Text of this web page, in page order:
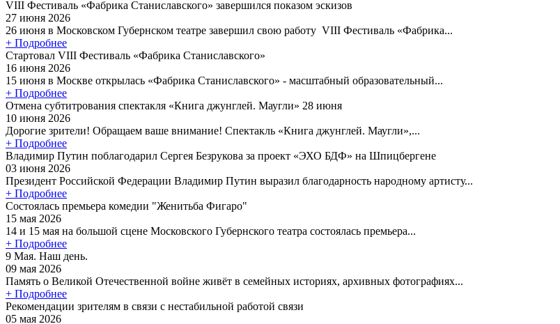
VIII Фестиваль «Фабрика Станиславского» завершился показом эскизов
27 июня 2026
26 июня в Московском Губернском театре завершил свою работу VIII Фестиваль «Фабрика...
+ Подробнее
Стартовал VIII Фестиваль «Фабрика Станиславского»
16 июня 2026
15 июня в Москве открылась «Фабрика Станиславского» - масштабный образовательный...
+ Подробнее
Отмена субтитрования спектакля «Книга джунглей. Маугли» 28 июня
10 июня 2026
Дорогие зрители! Обращаем ваше внимание! Спектакль «Книга джунглей. Маугли»,...
+ Подробнее
Владимир Путин поблагодарил Сергея Безрукова за проект «ЭХО БДФ» на Шпицбергене
03 июня 2026
Президент Российской Федерации Владимир Путин выразил благодарность народному артисту...
+ Подробнее
Состоялась премьера комедии "Женитьба Фигаро"
15 мая 2026
14 и 15 мая на большой сцене Московского Губернского театра состоялась премьера...
+ Подробнее
9 Мая. Наш день.
09 мая 2026
Память о Великой Отечественной войне живёт в семейных историях, архивных фотографиях...
+ Подробнее
Рекомендации зрителям в связи с нестабильной работой связи
05 мая 2026